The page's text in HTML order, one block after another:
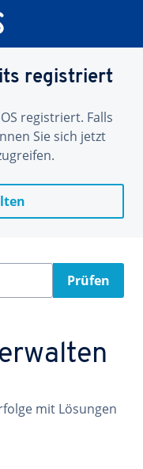
registriert
registriert. Falls
Sie sich jetzt
Prüfen
mit Lösungen